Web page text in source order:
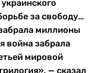
за свободу…
миллионы
война забрала
мировой
— сказал